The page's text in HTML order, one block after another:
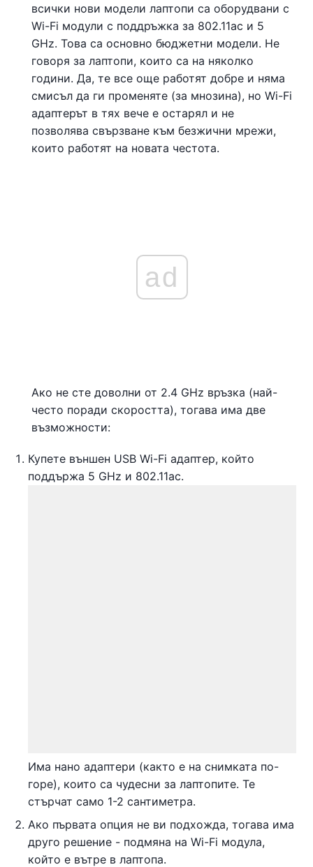
всички нови модели лаптопи са оборудвани с
Wi-Fi модули с поддръжка за 802.11ac и 5
GHz. Това са основно бюджетни модели. Не
говоря за лаптопи, които са на няколко
години. Да, те все още работят добре и няма
смисъл да ги променяте (за мнозина), но Wi-Fi
адаптерът в тях вече е остарял и не
позволява свързване към безжични мрежи,
които работят на новата честота.
ad
Ако не сте доволни от 2.4 GHz връзка (най-
често поради скоростта), тогава има две
възможности:
Купете външен USB Wi-Fi адаптер, който
поддържа 5 GHz и 802.11ac.
Има нано адаптери (както е на снимката по-
горе), които са чудесни за лаптопите. Те
стърчат само 1-2 сантиметра.
Ако първата опция не ви подхожда, тогава има
друго решение - подмяна на Wi-Fi модула,
който е вътре в лаптопа.